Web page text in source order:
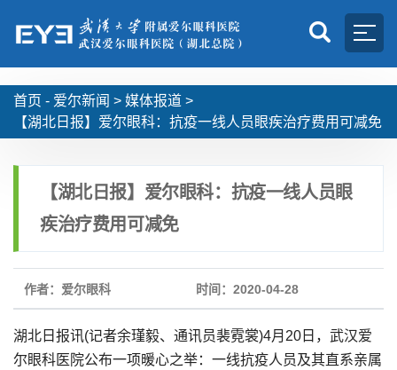
首页 - 爱尔新闻 > 媒体报道 >
【湖北日报】爱尔眼科：抗疫一线人员眼疾治疗费用可减免
【湖北日报】爱尔眼科：抗疫一线人员眼
疾治疗费用可减免
作者：爱尔眼科 时间：2020-04-28
湖北日报讯(记者余瑾毅、通讯员裴霓裳)4月20日，武汉爱
尔眼科医院公布一项暖心之举：一线抗疫人员及其直系亲属